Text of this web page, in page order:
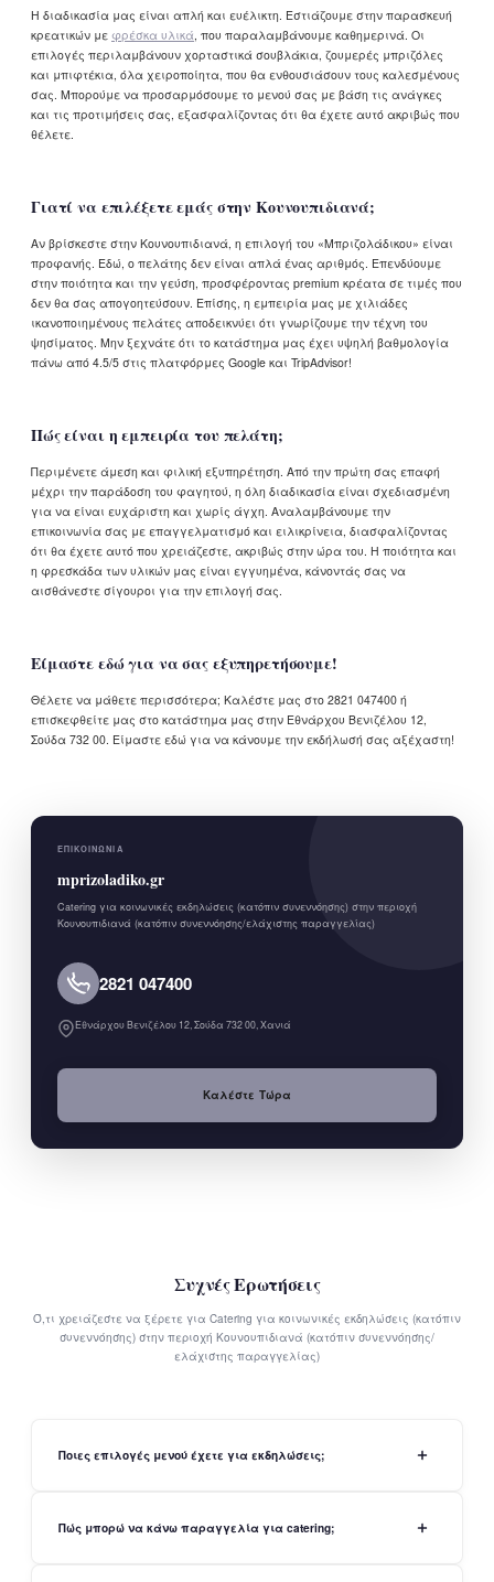
Η διαδικασία μας είναι απλή και ευέλικτη. Εστιάζουμε στην παρασκευή
κρεατικών με φρέσκα υλικά, που παραλαμβάνουμε καθημερινά. Οι
επιλογές περιλαμβάνουν χορταστικά σουβλάκια, ζουμερές μπριζόλες
και μπιφτέκια, όλα χειροποίητα, που θα ενθουσιάσουν τους καλεσμένους
σας. Μπορούμε να προσαρμόσουμε το μενού σας με βάση τις ανάγκες
και τις προτιμήσεις σας, εξασφαλίζοντας ότι θα έχετε αυτό ακριβώς που
θέλετε.
Γιατί να επιλέξετε εμάς στην Κουνουπιδιανά;
Αν βρίσκεστε στην Κουνουπιδιανά, η επιλογή του «Μπριζολάδικου» είναι
προφανής. Εδώ, ο πελάτης δεν είναι απλά ένας αριθμός. Επενδύουμε
στην ποιότητα και την γεύση, προσφέροντας premium κρέατα σε τιμές που
δεν θα σας απογοητεύσουν. Επίσης, η εμπειρία μας με χιλιάδες
ικανοποιημένους πελάτες αποδεικνύει ότι γνωρίζουμε την τέχνη του
ψησίματος. Μην ξεχνάτε ότι το κατάστημα μας έχει υψηλή βαθμολογία
πάνω από 4.5/5 στις πλατφόρμες Google και TripAdvisor!
Πώς είναι η εμπειρία του πελάτη;
Περιμένετε άμεση και φιλική εξυπηρέτηση. Από την πρώτη σας επαφή
μέχρι την παράδοση του φαγητού, η όλη διαδικασία είναι σχεδιασμένη
για να είναι ευχάριστη και χωρίς άγχη. Αναλαμβάνουμε την
επικοινωνία σας με επαγγελματισμό και ειλικρίνεια, διασφαλίζοντας
ότι θα έχετε αυτό που χρειάζεστε, ακριβώς στην ώρα του. Η ποιότητα και
η φρεσκάδα των υλικών μας είναι εγγυημένα, κάνοντάς σας να
αισθάνεστε σίγουροι για την επιλογή σας.
Είμαστε εδώ για να σας εξυπηρετήσουμε!
Θέλετε να μάθετε περισσότερα; Καλέστε μας στο 2821 047400 ή
επισκεφθείτε μας στο κατάστημα μας στην Εθνάρχου Βενιζέλου 12,
Σούδα 732 00. Είμαστε εδώ για να κάνουμε την εκδήλωσή σας αξέχαστη!
ΕΠΙΚΟΙΝΩΝΊΑ
mprizoladiko.gr
Catering για κοινωνικές εκδηλώσεις (κατόπιν συνεννόησης) στην περιοχή
Κουνουπιδιανά (κατόπιν συνεννόησης/ελάχιστης παραγγελίας)
2821 047400
Εθνάρχου Βενιζέλου 12, Σούδα 732 00, Χανιά
Καλέστε Τώρα
Συχνές Ερωτήσεις
Ό,τι χρειάζεστε να ξέρετε για Catering για κοινωνικές εκδηλώσεις (κατόπιν
συνεννόησης) στην περιοχή Κουνουπιδιανά (κατόπιν συνεννόησης/
ελάχιστης παραγγελίας)
Ποιες επιλογές μενού έχετε για εκδηλώσεις;
Πώς μπορώ να κάνω παραγγελία για catering;